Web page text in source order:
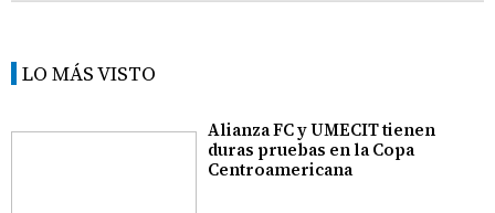
LO MÁS VISTO
Alianza FC y UMECIT tienen
duras pruebas en la Copa
Centroamericana